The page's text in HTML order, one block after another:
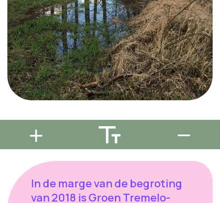
In de marge van de begroting
van 2018 is Groen Tremelo-